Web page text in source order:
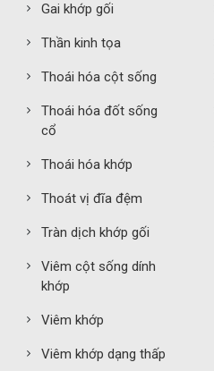
Gai khớp gối
Thần kinh tọa
Thoái hóa cột sống
Thoái hóa đốt sống
cổ
Thoái hóa khớp
Thoát vị đĩa đệm
Tràn dịch khớp gối
Viêm cột sống dính
khớp
Viêm khớp
Viêm khớp dạng thấp